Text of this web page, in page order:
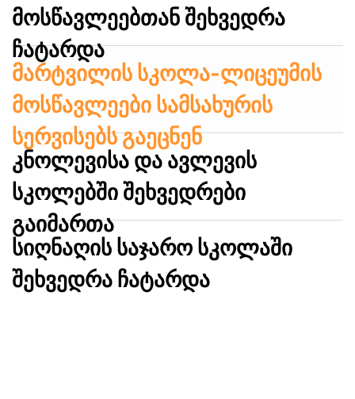
მოსწავლეებთან შეხვედრა
ჩატარდა
მარტვილის სკოლა-ლიცეუმის
მოსწავლეები სამსახურის
სერვისებს გაეცნენ
კნოლევისა და ავლევის
სკოლებში შეხვედრები
გაიმართა
სიღნაღის საჯარო სკოლაში
შეხვედრა ჩატარდა